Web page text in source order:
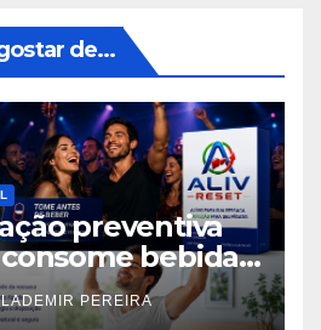
de...
preventiva
bebidas
espaço no
PEREIRA